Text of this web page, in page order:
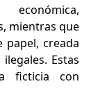
mientras que
papel, creada
Estas
ficticia con